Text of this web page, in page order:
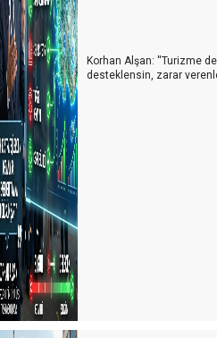
Yeni Sürdürülebilir Turizm Programı ve
Geliyor gelmekte olan ..!
BEKLEYEN BİR BAŞKA TEHLİKE
YA ÇARESİZSİNİZ, YA DA ÇARE
PERSONEL LOJMANI MI, MÜLTECİ
YAŞANAN PERSONEL SORUNU VE
Türkiye'de bir ilk
TURİZM STRATEJİ VE ARAŞTIRMA
Korhan Alşan: ''Turizme
desteklensin, zarar